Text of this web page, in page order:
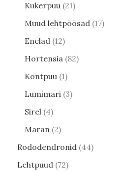
Kukerpuu 21
Muud lehtpõõsad 17
Enelad 12
Hortensia 82
Kontpuu 1
Lumimari 3
Sirel 4
Maran 2
Rododendronid 44
Lehtpuud 72